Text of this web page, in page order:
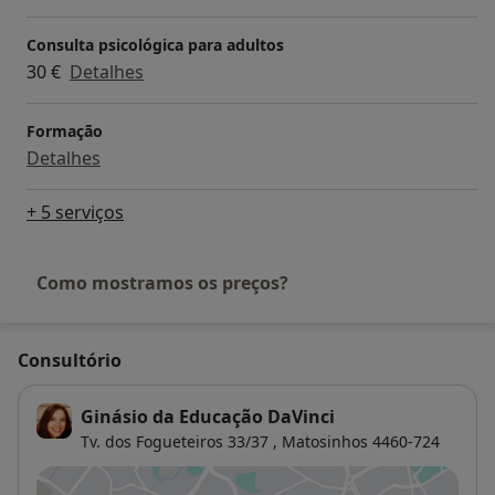
Consulta psicológica para adultos
30 € Detalhes
Formação
Detalhes
+ 5 serviços
Como mostramos os preços?
Consultório
Ginásio da Educação DaVinci
Tv. dos Fogueteiros 33/37 , Matosinhos 4460-724